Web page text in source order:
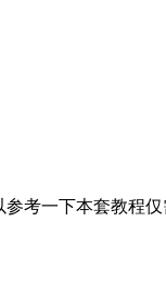
考一下本套教程